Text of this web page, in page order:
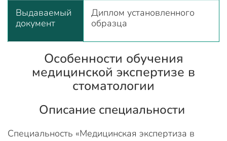
Выдаваемый
документ
Диплом установленного
образца
Особенности обучения
медицинской экспертизе в
стоматологии
Описание специальности
Специальность «Медицинская экспертиза в